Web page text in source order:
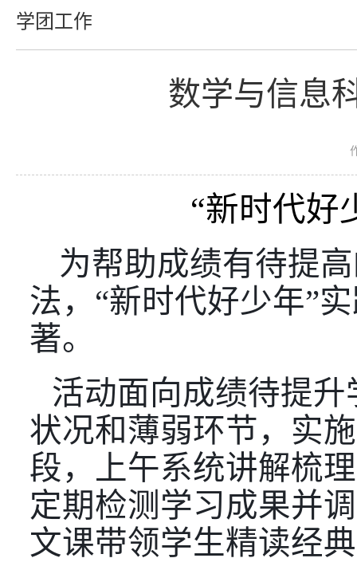
学团工作
数学与信息
“新时代好
为帮助成绩有待提
法， “新时代好少年”
著。
活动面向成绩待提
状况和薄弱环节，实
段，上午系统讲解梳
定期检测学习成果并
文课带领学生精读经